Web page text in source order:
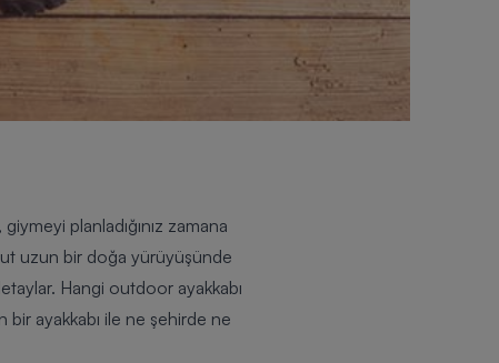
planladığınız zamana
uzun bir doğa yürüyüşünde
Hangi outdoor ayakkabı
bir ayakkabı ile ne şehirde ne